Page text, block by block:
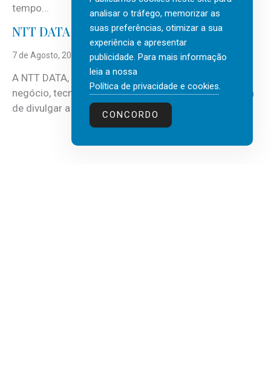
tempo...
NTT DATA Insurtech Global Outlook 2026
7 de Agosto, 2026
A NTT DATA, consultora global em serviços de
negócio, tecnologia e inteligência artificial (IA), acaba
de divulgar a mais recente...
analisar o tráfego, memorizar as
suas preferências, otimizar a sua
experiência e apresentar
publicidade. Para mais informação
leia a nossa
Política de privacidade e cookies.
CONCORDO